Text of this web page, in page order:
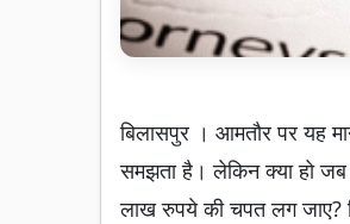
बिलासपुर । आमतौर पर यह
समझता है। लेकिन क्या हो
लाख रुपये की चपत लग जाए?